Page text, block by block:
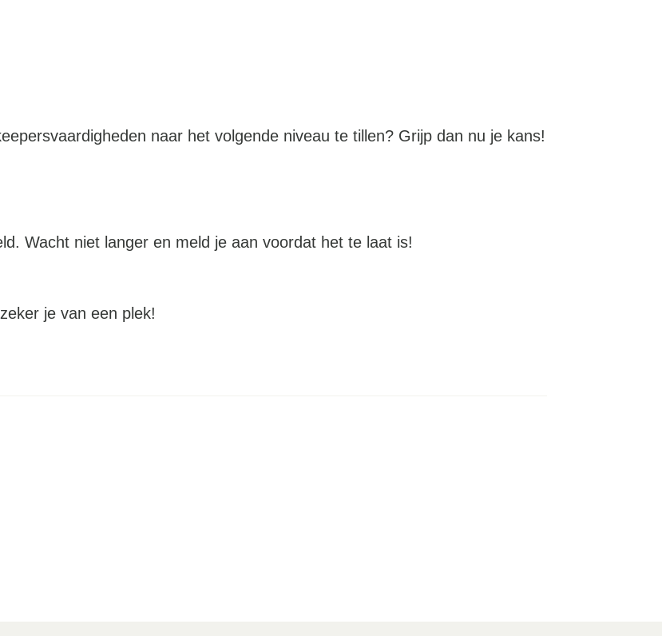
naar het volgende niveau te tillen? Grijp dan nu je kans!
Wacht niet langer en meld je aan voordat het te laat is!
je van een plek!